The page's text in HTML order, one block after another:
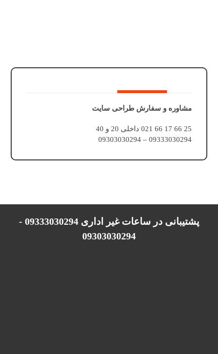
مشاوره و سفارش طراحی سایت
25 66 17 66 021 داخلی 20 و 40
09333030294 – 09303030294
پشتیبانی در ساعات غیر اداری 09333030294 -
09303030294